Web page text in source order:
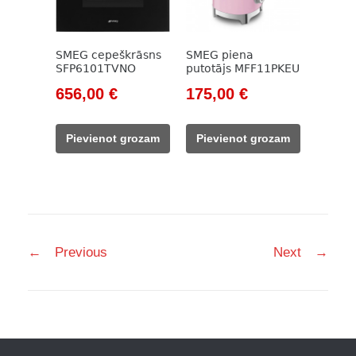
SMEG cepeškrāsns
SFP6101TVNO
Original
was:
1
656,00 €Current
656,00 €.
Pievienot grozam
SMEG piena
putotājs MFF11PKEU
Original
was:
212,00 €.
175,00 €Current
175,00 €.
Pievienot grozam
navigation
← Previous Next →